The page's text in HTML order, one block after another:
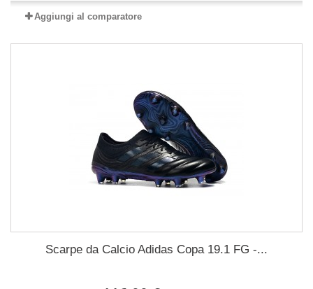
Aggiungi al comparatore
Scarpe da Calcio Adidas Copa 19.1 FG -...